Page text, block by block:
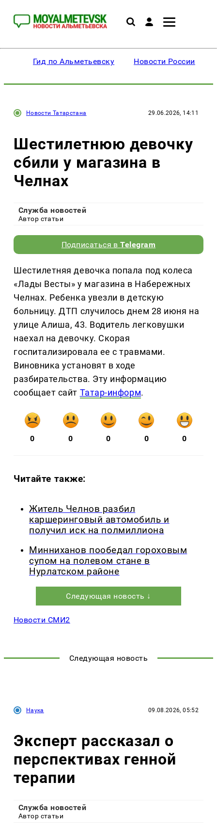
Гид по Альметьевску Новости России
Новости Татарстана 29.06.2026, 14:11
Шестилетнюю девочку
сбили у магазина в
Челнах
Служба новостей
Автор статьи
Подписаться вTelegram
Шестилетняя девочка попала под колеса
«Лады Весты» у магазина в Набережных
Челнах. Ребенка увезли в детскую
больницу. ДТП случилось днем 28 июня на
улице Алиша, 43. Водитель легковушки
наехал на девочку. Скорая
госпитализировала ее с травмами.
Виновника установят в ходе
разбирательства. Эту информацию
сообщает сайт Татар-информ.
0 0 0 0 0
Читайте также:
Житель Челнов разбил
каршеринговый автомобиль и
получил иск на полмиллиона
Минниханов пообедал гороховым
супом на полевом стане в
Нурлатском районе
Следующая новость ↓
Новости СМИ2
Следующая новость
Наука 09.08.2026, 05:52
Эксперт рассказал о
перспективах генной
терапии
Служба новостей
Автор статьи